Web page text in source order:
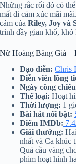
Những rắc rối đó có
mất đi cảm xúc mãi
cảm của Riley, Joy và
trình đầy gian khổ, khó
Nữ Hoàng Băng Giá –
Đạo diễn: Chris
Diễn viên lồng
Ngày công
Thể loại: Hoạt
Thời lượng: 1
Bài hát nổi bật:
Điểm IMDb:
Giải thưởng:
nhất và Ca khúc
Quả cầu vàng
phim hoạt hình